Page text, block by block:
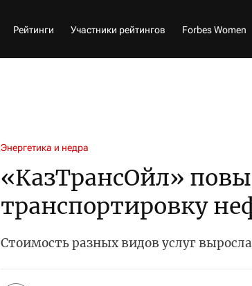
Рейтинги Участники рейтингов Forbes Women
Энергетика и недра
«КазТрансОйл»
транспортировку
Стоимость разных видов услуг